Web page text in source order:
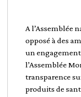
A l’Assemblée
opposé à des
un engagement
l’Assemblée
transparence
produits de